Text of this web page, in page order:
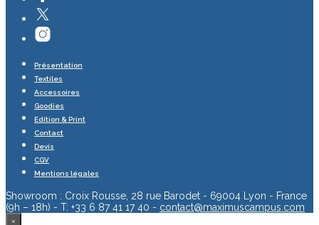
Présentation
Textiles
Accessoires
Goodies
Edition & Print
Contact
Devis
CGV
Mentions légales
Showroom : Croix Rousse, 28 rue Barodet - 69004 Lyon - France
(9h – 18h) - T: +33 6 87 41 17 40 - contact@maximuscampus.com
×